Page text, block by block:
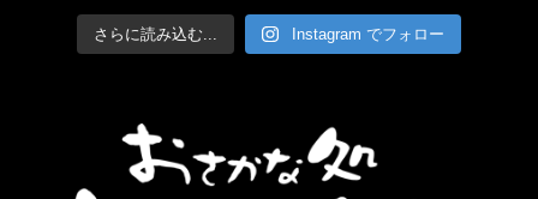
さらに読み込む... Instagram でフォロー